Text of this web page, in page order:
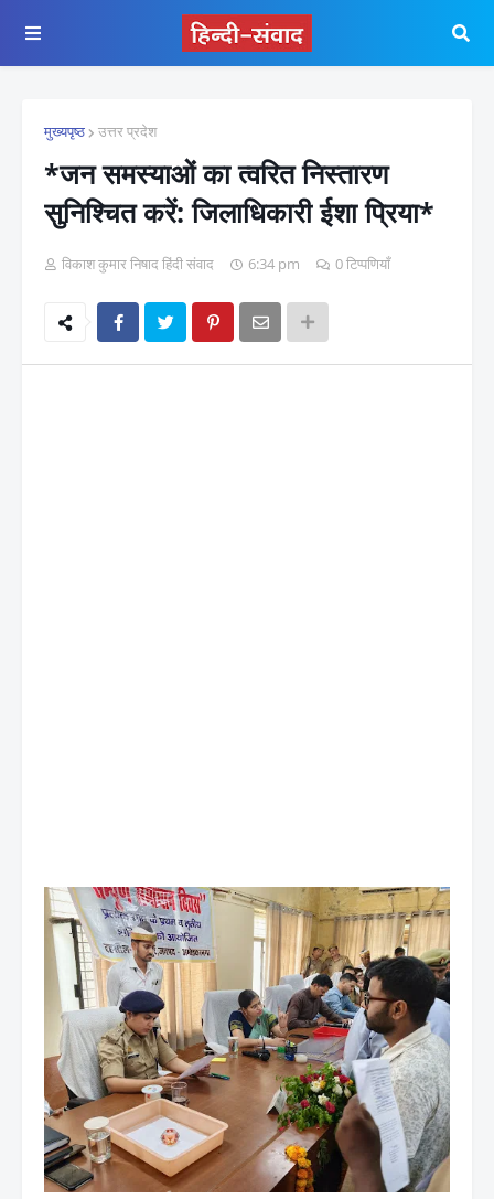
मुख्यपृष्ठ उत्तर प्रदेश
*जन समस्याओं का त्वरित निस्तारण
सुनिश्चित करें: जिलाधिकारी ईशा प्रिया*
विकाश कुमार निषाद हिंदी संवाद 6:34 pm 0 टिप्पणियाँ